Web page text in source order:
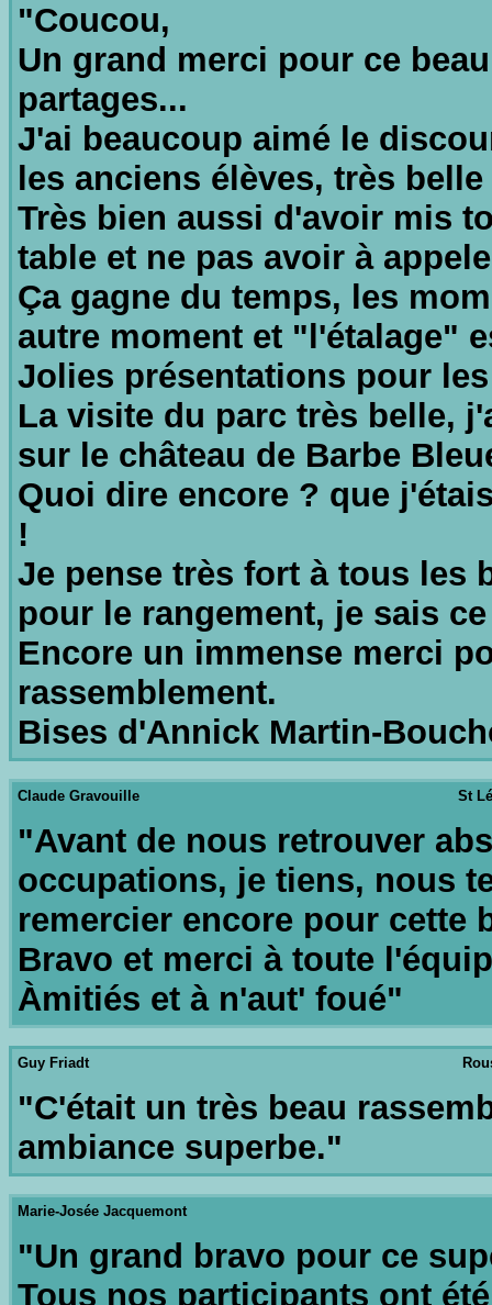
"Coucou,
Un grand merci pour ce
partages...
J'ai beaucoup aimé le
les anciens élèves, très
Très bien aussi d'avoir mis
table et ne pas avoir à
Ça gagne du temps, les
autre moment et "l'étalage"
Jolies présentations pour
La visite du parc très belle,
sur le château de Barbe
Quoi dire encore ? que
!
Je pense très fort à tous les
pour le rangement, je sais
Encore un immense merci
rassemblement.
Bises d'Annick Martin-
Claude Gravouille St
"Avant de nous retrouver
occupations, je tiens, nous
remercier encore pour cette
Bravo et merci à toute
Àmitiés et à n'aut' foué"
Guy Friadt
"C'était un très beau
ambiance superbe."
Marie-Josée Jacquemont
"Un grand bravo pour ce
Tous nos participants ont